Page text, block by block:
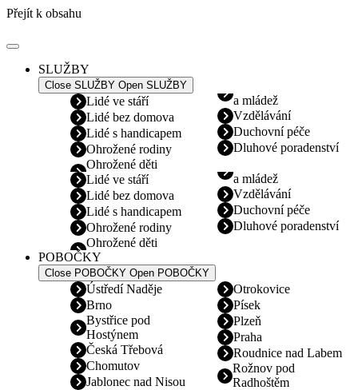
Přejít k obsahu
SLUŽBY
Close SLUŽBY Open SLUŽBY
Lidé ve stáří
Lidé bez domova
Lidé s handicapem
Ohrožené rodiny
Ohrožené děti
a mládež
Vzdělávání
Duchovní péče
Dluhové poradenství
Lidé ve stáří
Lidé bez domova
Lidé s handicapem
Ohrožené rodiny
Ohrožené děti
a mládež
Vzdělávání
Duchovní péče
Dluhové poradenství
POBOČKY
Close POBOČKY Open POBOČKY
Ústředí Naděje
Brno
Bystřice pod
Hostýnem
Česká Třebová
Chomutov
Jablonec nad Nisou
Otrokovice
Písek
Plzeň
Praha
Roudnice nad Labem
Rožnov pod
Radhoštěm